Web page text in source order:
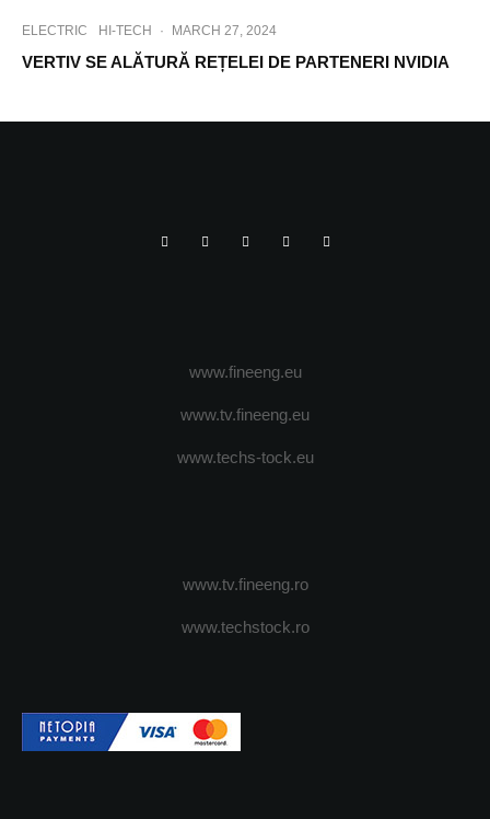
ELECTRIC HI-TECH · MARCH 27, 2024
VERTIV SE ALĂTURĂ REȚELEI DE PARTENERI NVIDIA
www.fineeng.eu
www.tv.fineeng.eu
www.techs-tock.eu
www.tv.fineeng.ro
www.techstock.ro